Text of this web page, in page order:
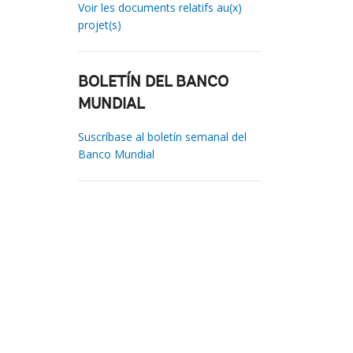
Voir les documents relatifs au(x)
projet(s)
BOLETÍN DEL BANCO
MUNDIAL
Suscríbase al boletín semanal del
Banco Mundial